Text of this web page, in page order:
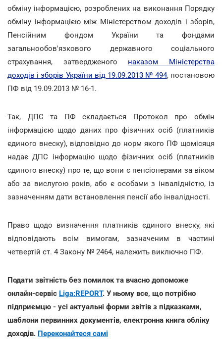
обміну інформацією, розроблених на виконання Порядку
обміну інформацією між Міністерством доходів і зборів,
Пенсійним фондом України та фондами
загальнообов'язкового державного соціального
страхування, затвердженого наказом Міністерства
доходів і зборів України від 19.09.2013 № 494, постановою
ПФ від 19.09.2013 № 16-1.
Так, ДПС та ПФ складається Протокол про обмін
інформацією щодо даних про фізичних осіб (платників
єдиного внеску), відповідно до норм якого ПФ щомісяця
надає ДПС інформацію щодо фізичних осіб (платників
єдиного внеску) про те, що вони є пенсіонерами за віком
або за вислугою років, або є особами з інвалідністю, із
зазначенням дати встановлення пенсії або інвалідності.
Право щодо визначення платників єдиного внеску, які
відповідають всім вимогам, зазначеним в частині
четвертій ст. 4 Закону № 2464, належить виключно ПФ.
Подати звітність без помилок та вчасно допоможе
онлайн-сервіс Liga:REPORT. У ньому все, що потрібно
підприємцю - усі актуальні форми звітів з підказками,
шаблони первинних документів, електронна книга обліку
доходів. Переконайтеся самі